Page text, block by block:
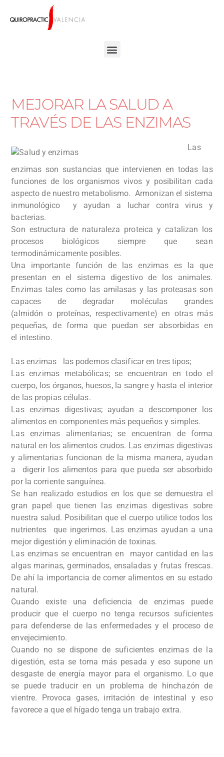
MEJORAR LA SALUD A
TRAVÉS DE LAS ENZIMAS
Las
enzimas son sustancias que intervienen en todas las
funciones de los organismos vivos y posibilitan cada
aspecto de nuestro metabolismo. Armonizan el sistema
inmunológico y ayudan a luchar contra virus y
bacterias.
Son estructura de naturaleza proteica y catalizan los
procesos biológicos siempre que sean
termodinámicamente posibles.
Una importante función de las enzimas es la que
presentan en el sistema digestivo de los animales.
Enzimas tales como las amilasas y las proteasas son
capaces de degradar moléculas grandes
(almidón o proteínas, respectivamente) en otras más
pequeñas, de forma que puedan ser absorbidas en
el intestino.
Las enzimas las podemos clasificar en tres tipos;
Las enzimas metabólicas; se encuentran en todo el
cuerpo, los órganos, huesos, la sangre y hasta el interior
de las propias células.
Las enzimas digestivas; ayudan a descomponer los
alimentos en componentes más pequeños y simples.
Las enzimas alimentarias; se encuentran de forma
natural en los alimentos crudos. Las enzimas digestivas
y alimentarias funcionan de la misma manera, ayudan
a digerir los alimentos para que pueda ser absorbido
por la corriente sanguínea.
Se han realizado estudios en los que se demuestra el
gran papel que tienen las enzimas digestivas sobre
nuestra salud. Posibilitan que el cuerpo utilice todos los
nutrientes que ingerimos. Las enzimas ayudan a una
mejor digestión y eliminación de toxinas.
Las enzimas se encuentran en mayor cantidad en las
algas marinas, germinados, ensaladas y frutas frescas.
De ahí la importancia de comer alimentos en su estado
natural.
Cuando existe una deficiencia de enzimas puede
producir que el cuerpo no tenga recursos suficientes
para defenderse de las enfermedades y el proceso de
envejecimiento.
Cuando no se dispone de suficientes enzimas de la
digestión, esta se torna más pesada y eso supone un
desgaste de energía mayor para el organismo. Lo que
se puede traducir en un problema de hinchazón de
vientre. Provoca gases, irritación de intestinal y eso
favorece a que el hígado tenga un trabajo extra.